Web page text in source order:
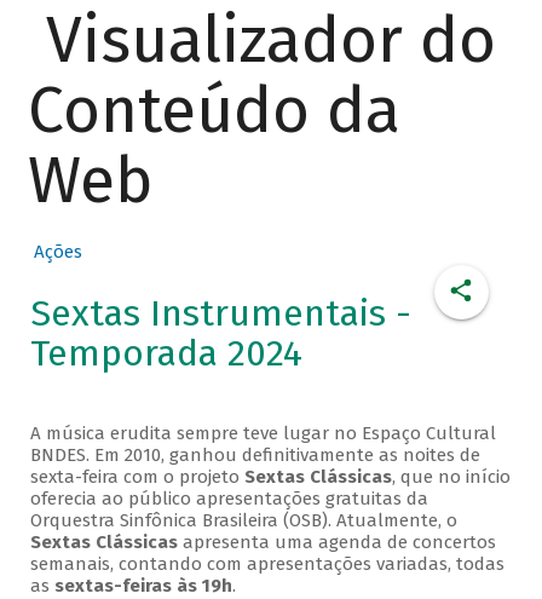
Visualizador do
Conteúdo da
Web
Ações
Sextas Instrumentais -
Temporada 2024
A música erudita sempre teve lugar no Espaço Cultural
BNDES. Em 2010, ganhou definitivamente as noites de
sexta-feira com o projeto Sextas Clássicas, que no início
oferecia ao público apresentações gratuitas da
Orquestra Sinfônica Brasileira (OSB). Atualmente, o
Sextas Clássicasapresenta uma agenda de concertos
semanais, contando com apresentações variadas, todas
as sextas-feiras às 19h.